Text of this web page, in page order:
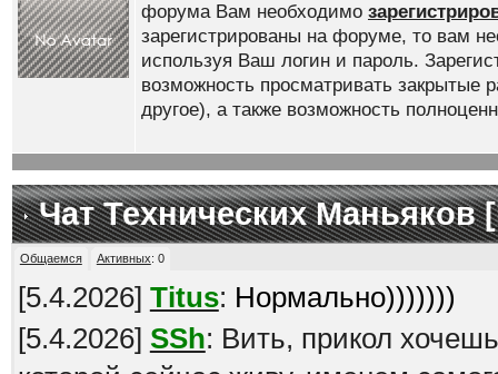
форума Вам необходимо
зарегистрированы на форуме, то вам
используя Ваш логин и пароль.
возможность просматривать закрытые
другое), а также возможность
Чат Технических Маньяков [
Общаемся Активных: 0
[5.4.2026] Titus: Нормально)))))))
[5.4.2026] SSh: Вить, прикол